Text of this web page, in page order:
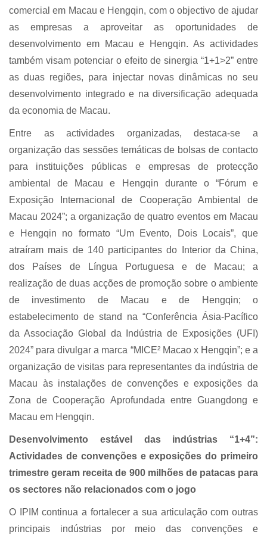
comercial em Macau e Hengqin, com o objectivo de ajudar
as empresas a aproveitar as oportunidades de
desenvolvimento em Macau e Hengqin. As actividades
também visam potenciar o efeito de sinergia “1+1>2” entre
as duas regiões, para injectar novas dinâmicas no seu
desenvolvimento integrado e na diversificação adequada
da economia de Macau.
Entre as actividades organizadas, destaca-se a
organização das sessões temáticas de bolsas de contacto
para instituições públicas e empresas de protecção
ambiental de Macau e Hengqin durante o “Fórum e
Exposição Internacional de Cooperação Ambiental de
Macau 2024”; a organização de quatro eventos em Macau
e Hengqin no formato “Um Evento, Dois Locais”, que
atraíram mais de 140 participantes do Interior da China,
dos Países de Língua Portuguesa e de Macau; a
realização de duas acções de promoção sobre o ambiente
de investimento de Macau e de Hengqin; o
estabelecimento de stand na “Conferência Ásia-Pacífico
da Associação Global da Indústria de Exposições (UFI)
2024” para divulgar a marca “MICE² Macao x Hengqin”; e a
organização de visitas para representantes da indústria de
Macau às instalações de convenções e exposições da
Zona de Cooperação Aprofundada entre Guangdong e
Macau em Hengqin.
Desenvolvimento estável das indústrias “1+4”:
Actividades de convenções e exposições do primeiro
trimestre geram receita de 900 milhões de patacas para
os sectores não relacionados com o jogo
O IPIM continua a fortalecer a sua articulação com outras
principais indústrias por meio das convenções e